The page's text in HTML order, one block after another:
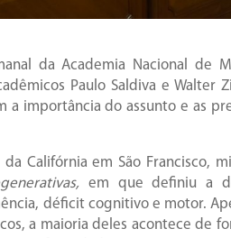
da Academia Nacional de
Paulo Saldiva e Walter
importância do assunto e as
Califórnia em São Francisco,
em que definiu a
déficit cognitivo e motor.
a maioria deles acontece de